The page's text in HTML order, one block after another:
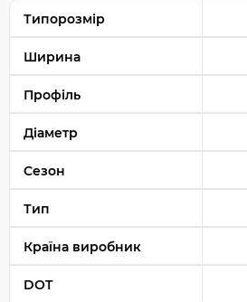
Типорозмір
Ширина
Профіль
Діаметр
Сезон
Тип
Країна виробник
DOT